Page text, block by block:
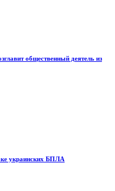
общественный деятель из
украинских БПЛА